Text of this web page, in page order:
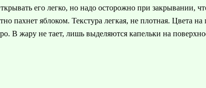
его легко, но надо осторожно при закрывании,
пахнет яблоком. Текстура легкая, не плотная. Цвета на
В жару не тает, лишь выделяются капельки на